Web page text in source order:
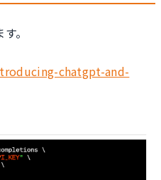
。
chatgpt-and-